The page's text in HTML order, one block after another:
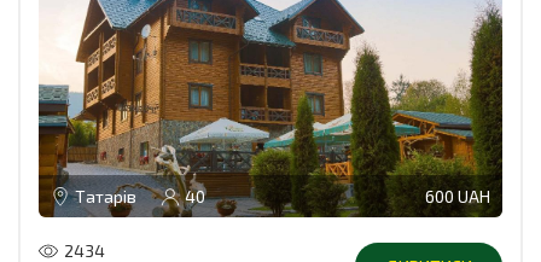
Татарів 40 600 UAH
2434